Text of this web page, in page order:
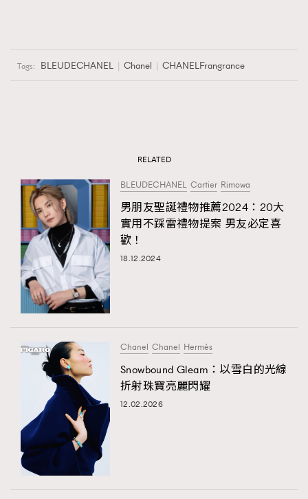
Tags: BLEUDECHANEL Chanel CHANELFrangrance
RELATED
BLEUDECHANEL Cartier Rimowa
男朋友聖誕禮物推薦2024：20大
實用不踩雷禮物提案 男友必定喜
歡！
18.12.2024
Chanel Chanel Hermès
Snowbound Gleam：以雪白的光線
折射珠寶亮麗閃耀
12.02.2026